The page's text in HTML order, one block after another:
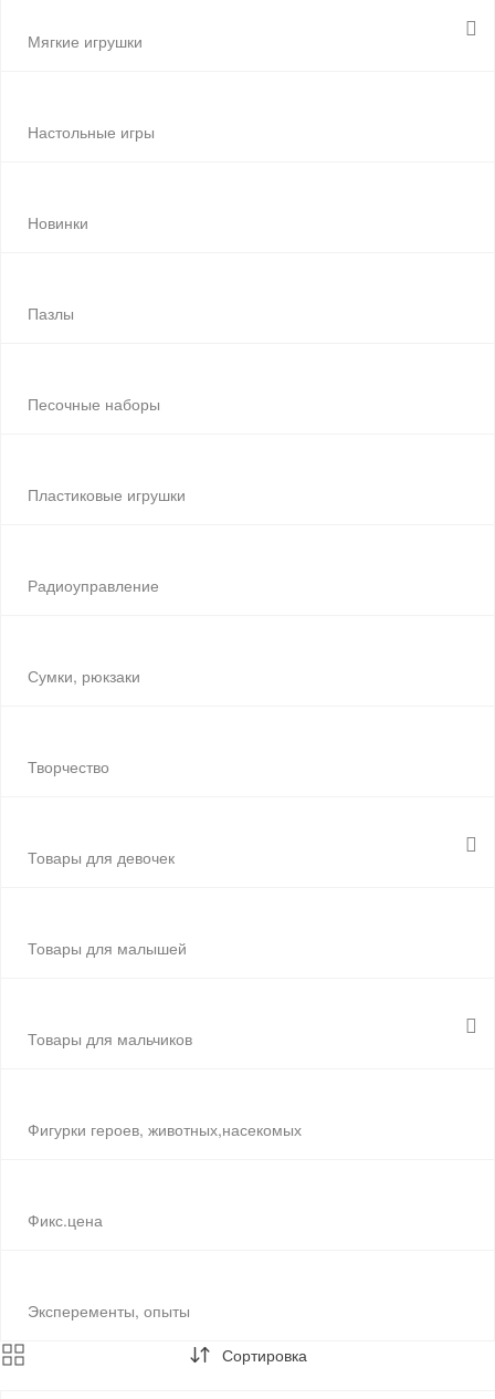
Мягкие игрушки
Настольные игры
Новинки
Пазлы
Песочные наборы
Пластиковые игрушки
Радиоуправление
Сумки, рюкзаки
Творчество
Товары для девочек
Товары для малышей
Товары для мальчиков
Фигурки героев, животных,насекомых
Фикс.цена
Эксперементы, опыты
Сортировка